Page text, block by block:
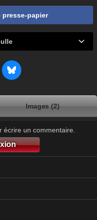
presse-papier
Images (2)
écrire un commentaire.